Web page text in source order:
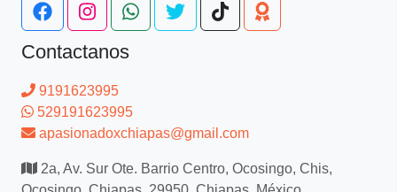
Contactanos
9191623995
529191623995
apasionadoxchiapas@gmail.com
2a, Av. Sur Ote. Barrio Centro, Ocosingo, Chis,